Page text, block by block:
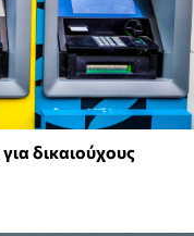
δικαιούχους